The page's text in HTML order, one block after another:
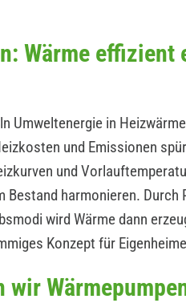
Wärme effizient
Umweltenergie in
und Emissionen
und
Bestand harmonieren. Durch
wird Wärme dann
Konzept für
wir